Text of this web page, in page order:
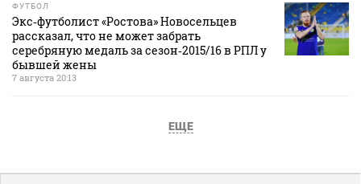
ФУТБОЛ
Экс‑футболист «Ростова» Новосельцев
рассказал, что не может забрать
серебряную медаль за сезон‑2015/16 в РПЛ у
бывшей жены
7 августа 20:13
ЕЩЕ